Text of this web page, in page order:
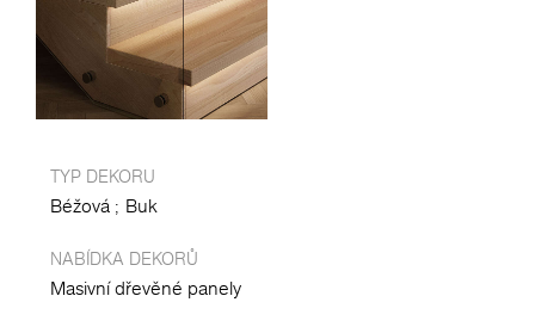
TYP DEKORU
Béžová Buk
NABÍDKA DEKORŮ
Masivní dřevěné panely